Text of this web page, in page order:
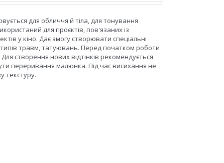
для обличчя й тіла, для тонування
для проєктів, пов'язаних із
у кіно. Дає змогу створювати спеціальні
типів травм, татуювань. Перед початком роботи
створення нових відтінків рекомендується
переривання малюнка. Під час висихання не
текстуру.